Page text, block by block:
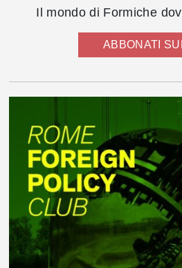
Il mondo di Formiche
ABBONATI